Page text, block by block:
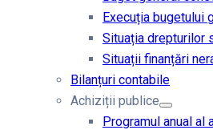
Execuția bugetului
Situația drepturilor
Situații finanțări
Bilanțuri contabile
Achiziții publice
Programul anual